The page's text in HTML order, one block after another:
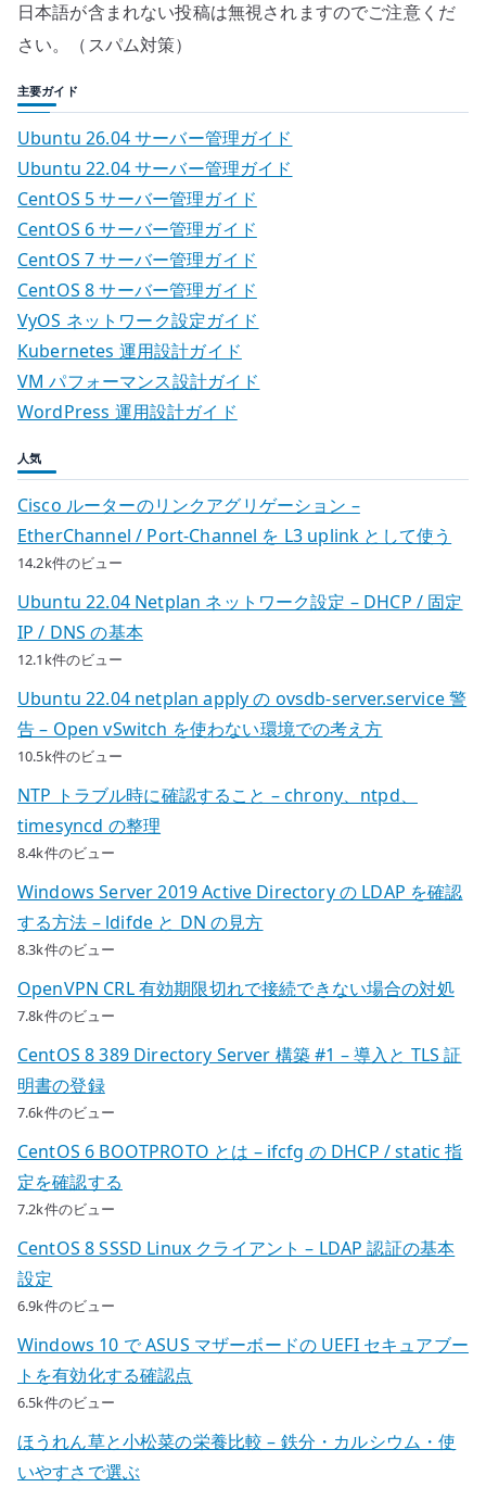
日本語が含まれない投稿は無視されますのでご注意くだ
さい。（スパム対策）
主要ガイド
Ubuntu 26.04 サーバー管理ガイド
Ubuntu 22.04 サーバー管理ガイド
CentOS 5 サーバー管理ガイド
CentOS 6 サーバー管理ガイド
CentOS 7 サーバー管理ガイド
CentOS 8 サーバー管理ガイド
VyOS ネットワーク設定ガイド
Kubernetes 運用設計ガイド
VM パフォーマンス設計ガイド
WordPress 運用設計ガイド
人気
Cisco ルーターのリンクアグリゲーション –
EtherChannel / Port-Channel を L3 uplink として使う
14.2k件のビュー
Ubuntu 22.04 Netplan ネットワーク設定 – DHCP / 固定
IP / DNS の基本
12.1k件のビュー
Ubuntu 22.04 netplan apply の ovsdb-server.service 警
告 – Open vSwitch を使わない環境での考え方
10.5k件のビュー
NTP トラブル時に確認すること – chrony、ntpd、
timesyncd の整理
8.4k件のビュー
Windows Server 2019 Active Directory の LDAP を確認
する方法 – ldifde と DN の見方
8.3k件のビュー
OpenVPN CRL 有効期限切れで接続できない場合の対処
7.8k件のビュー
CentOS 8 389 Directory Server 構築 #1 – 導入と TLS 証
明書の登録
7.6k件のビュー
CentOS 6 BOOTPROTO とは – ifcfg の DHCP / static 指
定を確認する
7.2k件のビュー
CentOS 8 SSSD Linux クライアント – LDAP 認証の基本
設定
6.9k件のビュー
Windows 10 で ASUS マザーボードの UEFI セキュアブー
トを有効化する確認点
6.5k件のビュー
ほうれん草と小松菜の栄養比較 – 鉄分・カルシウム・使
いやすさで選ぶ